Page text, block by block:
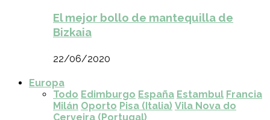
El mejor bollo de mantequilla de
Bizkaia
22/06/2020
Europa
Todo Edimburgo España Estambul Francia
Milán Oporto Pisa (Italia) Vila Nova do
Cerveira (Portugal)